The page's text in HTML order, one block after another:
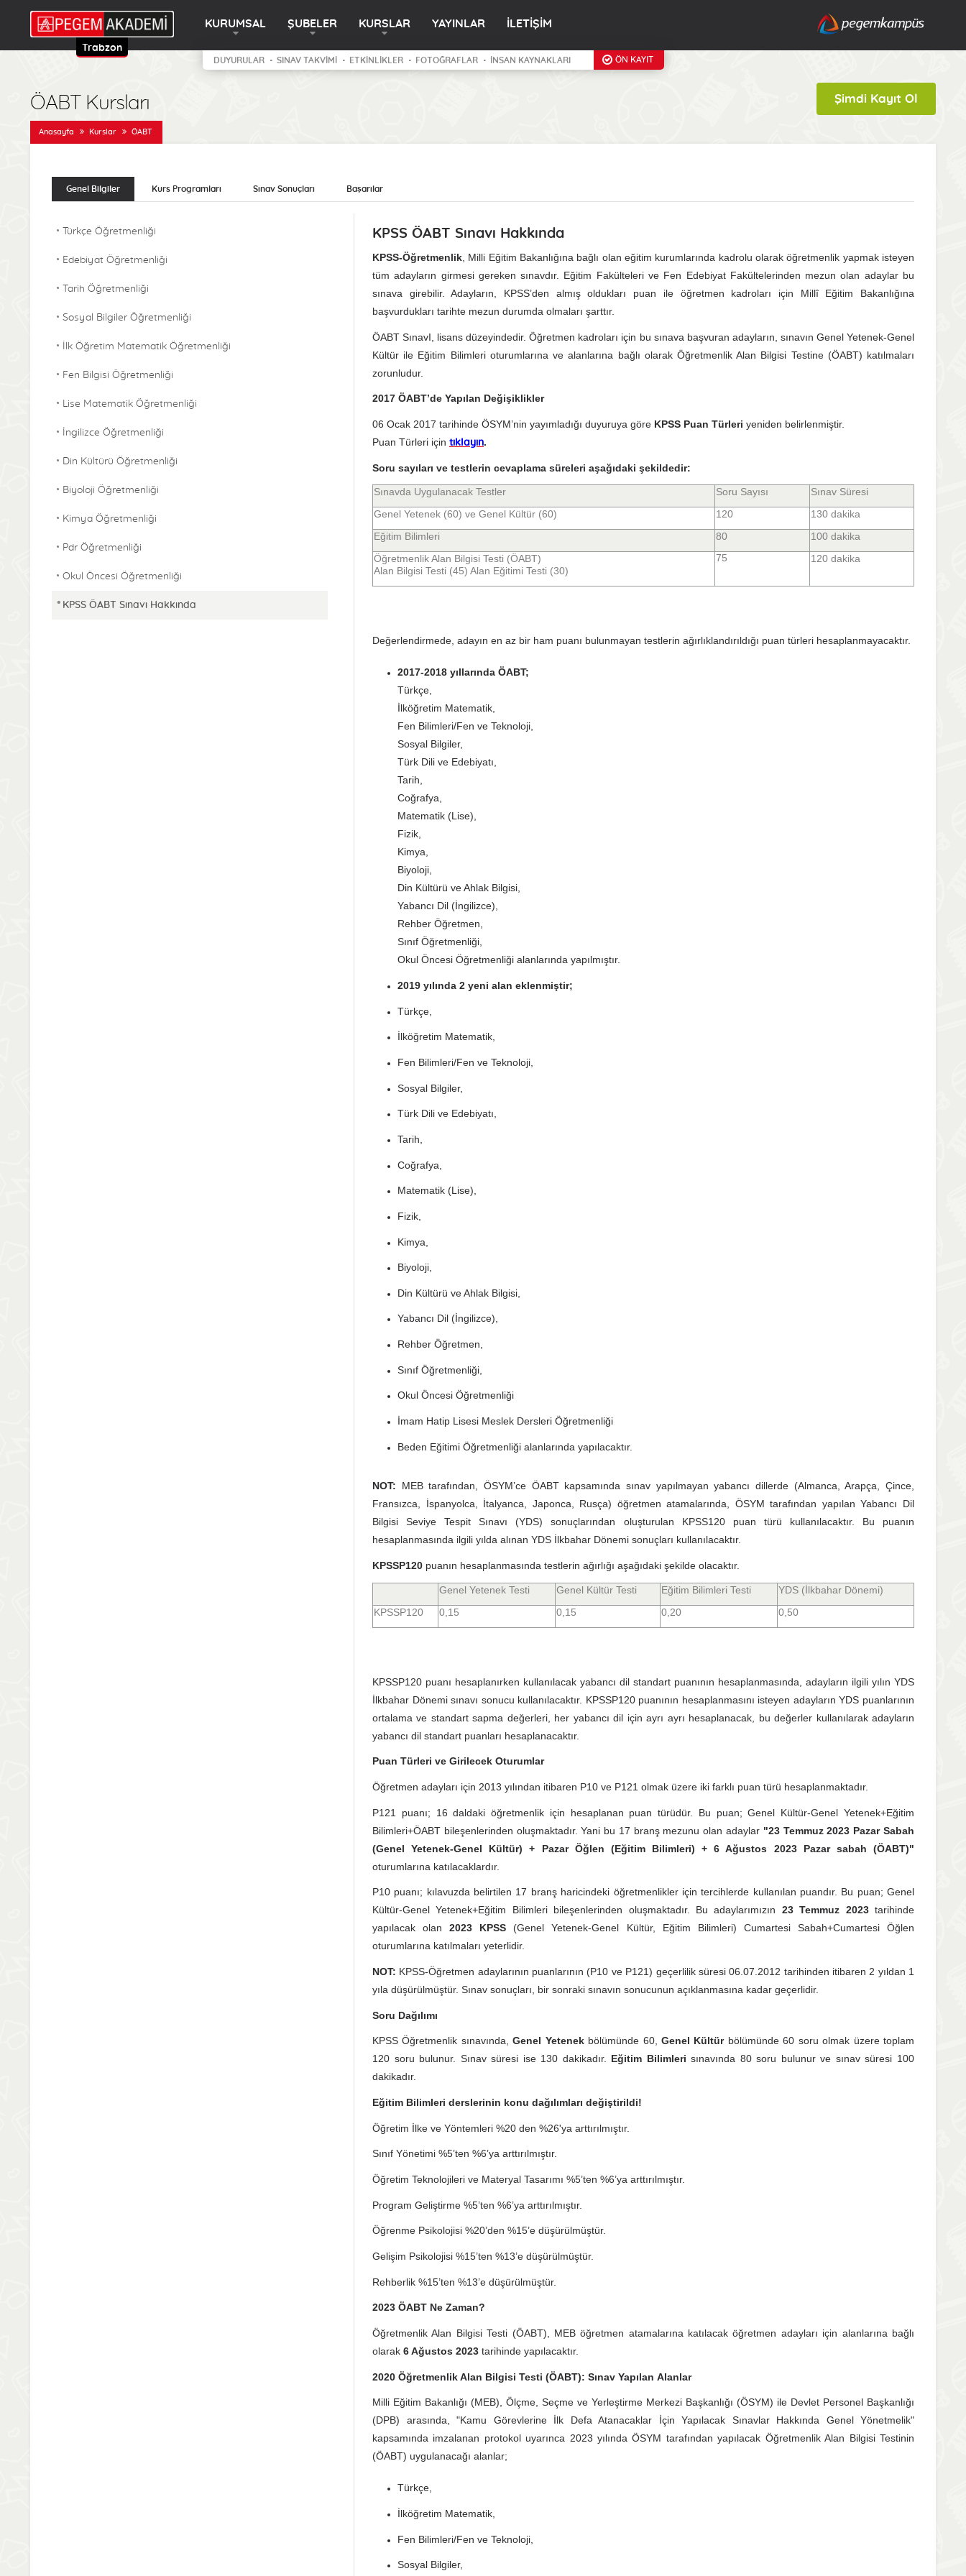
Trabzon
KURUMSAL ŞUBELER KURSLAR YAYINLAR İLETİŞİM
DUYURULAR SINAV TAKVİMİ ETKİNLİKLER FOTOĞRAFLAR İNSAN KAYNAKLARI ÖN KAYIT
ÖABT Kursları
Anasayfa Kurslar ÖABT
Şimdi Kayıt Ol
Genel Bilgiler Kurs Programları Sınav Sonuçları Başarılar
Türkçe Öğretmenliği
Edebiyat Öğretmenliği
Tarih Öğretmenliği
Sosyal Bilgiler Öğretmenliği
İlk Öğretim Matematik Öğretmenliği
Fen Bilgisi Öğretmenliği
Lise Matematik Öğretmenliği
İngilizce Öğretmenliği
Din Kültürü Öğretmenliği
Biyoloji Öğretmenliği
Kimya Öğretmenliği
Pdr Öğretmenliği
Okul Öncesi Öğretmenliği
KPSS ÖABT Sınavı Hakkında
KPSS ÖABT Sınavı Hakkında
KPSS-Öğretmenlik , Milli Eğitim Bakanlığına bağlı olan eğitim kurumlarında kadrolu olarak öğretmenlik yapmak isteyen
tüm adayların girmesi gereken sınavdır. Eğitim Fakülteleri ve Fen Edebiyat Fakültelerinden mezun olan adaylar bu
sınava girebilir. Adayların, KPSS’den almış oldukları puan ile öğretmen kadroları için Millî Eğitim Bakanlığına
başvurdukları tarihte mezun durumda olmaları şarttır.
ÖABT SınavI, lisans düzeyindedir. Öğretmen kadroları için bu sınava başvuran adayların, sınavın Genel Yetenek-Genel
Kültür ile Eğitim Bilimleri oturumlarına ve alanlarına bağlı olarak Öğretmenlik Alan Bilgisi Testine (ÖABT) katılmaları
zorunludur.
2017 ÖABT’de Yapılan Değişiklikler
06 Ocak 2017 tarihinde ÖSYM’nin yayımladığı duyuruya göre KPSS Puan Türleri yeniden belirlenmiştir.
Puan Türleri için tıklayın.
Soru sayıları ve testlerin cevaplama süreleri aşağıdaki şekildedir:
Sınavda Uygulanacak Testler Soru Sayısı
Sınav Süresi
Genel Yetenek (60) ve Genel Kültür (60)
120
130 dakika
Eğitim Bilimleri
80
100 dakika
Öğretmenlik Alan Bilgisi Testi (ÖABT)
Alan Bilgisi Testi (45) Alan Eğitimi Testi (30)
75 120 dakika
Değerlendirmede, adayın en az bir ham puanı bulunmayan testlerin ağırlıklandırıldığı puan türleri hesaplanmayacaktır.
2017-2018 yıllarında ÖABT;
Türkçe,
İlköğretim Matematik,
Fen Bilimleri/Fen ve Teknoloji,
Sosyal Bilgiler,
Türk Dili ve Edebiyatı,
Tarih,
Coğrafya,
Matematik (Lise),
Fizik,
Kimya,
Biyoloji,
Din Kültürü ve Ahlak Bilgisi,
Yabancı Dil (İngilizce),
Rehber Öğretmen,
Sınıf Öğretmenliği,
Okul Öncesi Öğretmenliği alanlarında yapılmıştır.
2019 yılında 2 yeni alan eklenmiştir;
Türkçe,
İlköğretim Matematik,
Fen Bilimleri/Fen ve Teknoloji,
Sosyal Bilgiler,
Türk Dili ve Edebiyatı,
Tarih,
Coğrafya,
Matematik (Lise),
Fizik,
Kimya,
Biyoloji,
Din Kültürü ve Ahlak Bilgisi,
Yabancı Dil (İngilizce),
Rehber Öğretmen,
Sınıf Öğretmenliği,
Okul Öncesi Öğretmenliği
İmam Hatip Lisesi Meslek Dersleri Öğretmenliği
Beden Eğitimi Öğretmenliği alanlarında yapılacaktır.
NOT: MEB tarafından, ÖSYM’ce ÖABT kapsamında sınav yapılmayan yabancı dillerde (Almanca, Arapça, Çince,
Fransızca, İspanyolca, İtalyanca, Japonca, Rusça) öğretmen atamalarında, ÖSYM tarafından yapılan Yabancı Dil
Bilgisi Seviye Tespit Sınavı (YDS) sonuçlarından oluşturulan KPSS120 puan türü kullanılacaktır. Bu puanın
hesaplanmasında ilgili yılda alınan YDS İlkbahar Dönemi sonuçları kullanılacaktır.
KPSSP120 puanın hesaplanmasında testlerin ağırlığı aşağıdaki şekilde olacaktır.
Genel Yetenek Testi Genel Kültür Testi Eğitim Bilimleri Testi
YDS (İlkbahar Dönemi)
KPSSP120
0,15 0,15 0,20 0,50
KPSSP120 puanı hesaplanırken kullanılacak yabancı dil standart puanının hesaplanmasında, adayların ilgili yılın YDS
İlkbahar Dönemi sınavı sonucu kullanılacaktır. KPSSP120 puanının hesaplanmasını isteyen adayların YDS puanlarının
ortalama ve standart sapma değerleri, her yabancı dil için ayrı ayrı hesaplanacak, bu değerler kullanılarak adayların
yabancı dil standart puanları hesaplanacaktır.
Puan Türleri ve Girilecek Oturumlar
Öğretmen adayları için 2013 yılından itibaren P10 ve P121 olmak üzere iki farklı puan türü hesaplanmaktadır.
P121 puanı; 16 daldaki öğretmenlik için hesaplanan puan türüdür. Bu puan; Genel Kültür-Genel Yetenek+Eğitim
Bilimleri+ÖABT bileşenlerinden oluşmaktadır. Yani bu 17 branş mezunu olan adaylar "23 Temmuz 2023 Pazar Sabah
(Genel Yetenek-Genel Kültür) + Pazar Öğlen (Eğitim Bilimleri) + 6 Ağustos 2023 Pazar sabah (ÖABT)"
oturumlarına katılacaklardır.
P10 puanı; kılavuzda belirtilen 17 branş haricindeki öğretmenlikler için tercihlerde kullanılan puandır. Bu puan; Genel
Kültür-Genel Yetenek+Eğitim Bilimleri bileşenlerinden oluşmaktadır. Bu adaylarımızın 23 Temmuz 2023tarihinde
yapılacak olan2023 KPSS (Genel Yetenek-Genel Kültür, Eğitim Bilimleri) Cumartesi Sabah+Cumartesi Öğlen
oturumlarına katılmaları yeterlidir.
NOT: KPSS-Öğretmen adaylarının puanlarının (P10 ve P121) geçerlilik süresi 06.07.2012 tarihinden itibaren 2 yıldan 1
yıla düşürülmüştür. Sınav sonuçları, bir sonraki sınavın sonucunun açıklanmasına kadar geçerlidir.
Soru Dağılımı
KPSS Öğretmenlik sınavında, Genel Yetenekbölümünde 60,Genel Kültürbölümünde 60 soru olmak üzere toplam
120 soru bulunur. Sınav süresi ise 130 dakikadır. Eğitim Bilimleri sınavında 80 soru bulunur ve sınav süresi 100
dakikadır.
Eğitim Bilimleri derslerinin konu dağılımları değiştirildi!
Öğretim İlke ve Yöntemleri %20 den %26'ya arttırılmıştır.
Sınıf Yönetimi %5’ten %6’ya arttırılmıştır.
Öğretim Teknolojileri ve Materyal Tasarımı %5’ten %6’ya arttırılmıştır.
Program Geliştirme %5’ten %6’ya arttırılmıştır.
Öğrenme Psikolojisi %20’den %15’e düşürülmüştür.
Gelişim Psikolojisi %15’ten %13’e düşürülmüştür.
Rehberlik %15’ten %13’e düşürülmüştür.
2023 ÖABT Ne Zaman?
Öğretmenlik Alan Bilgisi Testi (ÖABT), MEB öğretmen atamalarına katılacak öğretmen adayları için alanlarına bağlı
olarak 6 Ağustos 2023 tarihinde yapılacaktır.
2020 Öğretmenlik Alan Bilgisi Testi (ÖABT): Sınav Yapılan Alanlar
Milli Eğitim Bakanlığı (MEB), Ölçme, Seçme ve Yerleştirme Merkezi Başkanlığı (ÖSYM) ile Devlet Personel Başkanlığı
(DPB) arasında, "Kamu Görevlerine İlk Defa Atanacaklar İçin Yapılacak Sınavlar Hakkında Genel Yönetmelik"
kapsamında imzalanan protokol uyarınca 2023 yılında ÖSYM tarafından yapılacak Öğretmenlik Alan Bilgisi Testinin
(ÖABT) uygulanacağı alanlar;
Türkçe,
İlköğretim Matematik,
Fen Bilimleri/Fen ve Teknoloji,
Sosyal Bilgiler,